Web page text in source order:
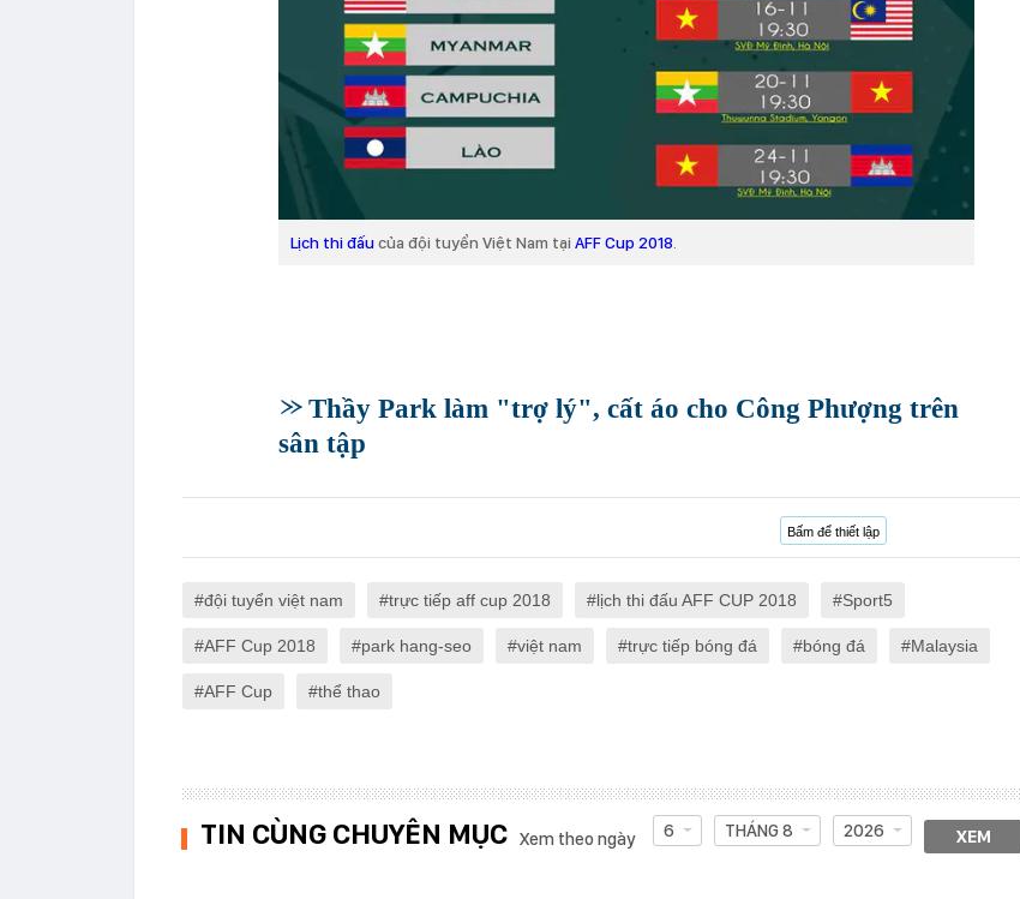
Lịch thi đấu của đội tuyển Việt Nam tại AFF Cup 2018
Thầy Park làm "trợ lý", cất áo cho Công Phượng trên
sân tập
Bấm để thiết lập
đội tuyển việt nam trực tiếp aff cup 2018 lịch thi đấu AFF CUP 2018 Sport5
AFF Cup 2018 park hang-seo việt nam trực tiếp bóng đá bóng đá Malaysia
AFF Cup thể thao
TIN CÙNG CHUYÊN MỤC Xem theo ngày 6 THÁNG 8 2026 XEM